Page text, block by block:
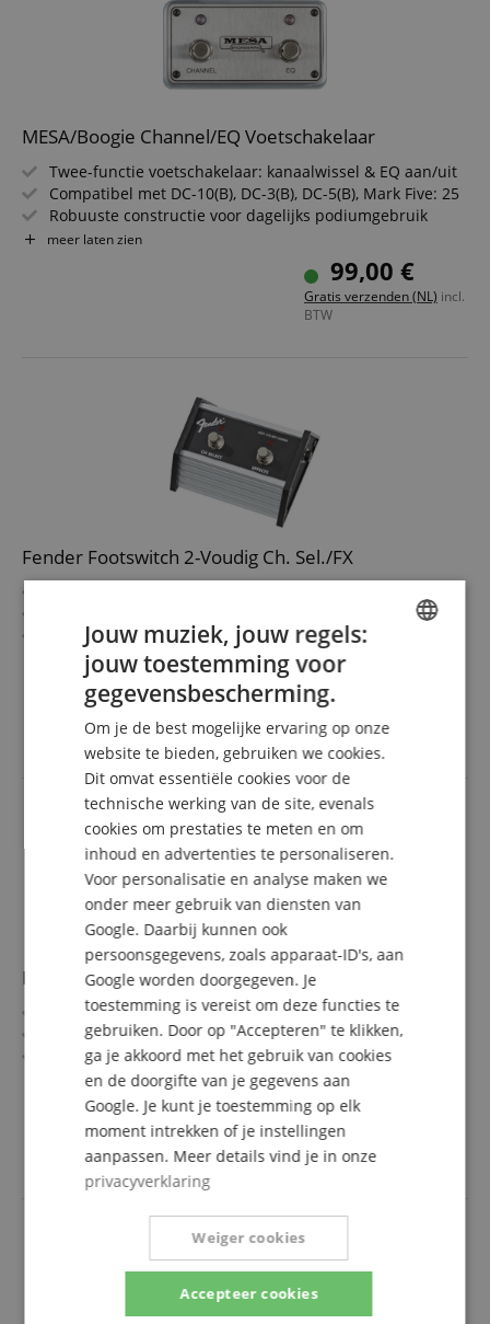
MESA/Boogie Channel/EQ Voetschakelaar
Twee-functie voetschakelaar: kanaalwissel & EQ aan/uit
Compatibel met DC-10(B), DC-3(B), DC-5(B), Mark Five: 25
Robuuste constructie voor dagelijks podiumgebruik
Directe klankcontrole met de voet
Eenvoudige integratie in bestaande setup
meer laten zien
99,00 €
Gratis verzenden (NL) incl.
BTW
Fender Footswitch 2-Voudig Ch. Sel./FX
Geschikt voor Fender Super Champ XD, X2 en FM65DSP2
Knoppen: Channel Select, Effects on/off
Met kabel ca. 3,6 m
meer laten zien
44,00 €
(NL)
Boss FS-6 Dual voetpedaal/ -schakelaar
Per pedaal: omschakelaar voor schakelaarfunctie
Per pedaal: LED-indicatie
Per pedaal: mono-klinkaansluiting
Extra stereo-aansluiting voor beide pedalen
Samen te koppelen met FS-5U, FS-5L en AB-2
meer laten zien
79,00 €
incl. BTW +
(NL)
ITALIAN
SPANISH
Jouw muziek, jouw regels:
jouw toestemming voor
gegevensbescherming.
Om je de best mogelijke ervaring op onze
website te bieden, gebruiken we cookies.
Dit omvat essentiële cookies voor de
technische werking van de site, evenals
cookies om prestaties te meten en om
inhoud en advertenties te personaliseren.
Voor personalisatie en analyse maken we
onder meer gebruik van diensten van
Google. Daarbij kunnen ook
persoonsgegevens, zoals apparaat-ID's, aan
Google worden doorgegeven. Je
toestemming is vereist om deze functies te
gebruiken. Door op "Accepteren" te klikken,
ga je akkoord met het gebruik van cookies
en de doorgifte van je gegevens aan
Google. Je kunt je toestemming op elk
moment intrekken of je instellingen
aanpassen. Meer details vind je in onze
privacyverklaring
Accepteer cookies
Weiger cookies